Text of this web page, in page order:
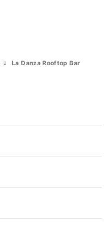
La Danza Rooftop Bar